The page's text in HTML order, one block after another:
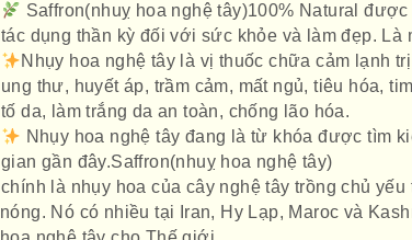
Saffron(nhuỵ hoa nghệ tây)100% Natural
tác dụng thần kỳ đối với sức khỏe và làm đẹp. Là
Nhụy hoa nghệ tây là vị thuốc chữa cảm lạnh
ung thư, huyết áp, trầm cảm, mất ngủ, tiêu hóa,
tố da, làm trắng da an toàn, chống lão hóa.
Nhụy hoa nghệ tây đang là từ khóa được tìm
gian gần đây.Saffron(nhuỵ hoa nghệ tây)
chính là nhụy hoa của cây nghệ tây trồng chủ
nóng. Nó có nhiều tại Iran, Hy Lạp, Maroc và